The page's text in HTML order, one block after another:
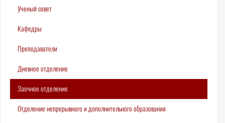
Ученый совет
Кафедры
Преподаватели
Дневное отделение
Заочное отделение
Отделение непрерывного и дополнительного образования